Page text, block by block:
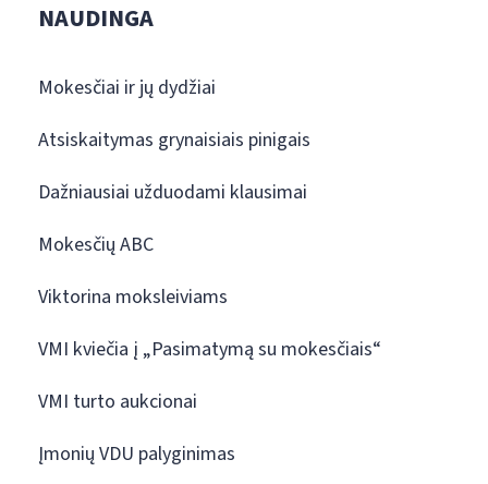
NAUDINGA
Mokesčiai ir jų dydžiai
Atsiskaitymas grynaisiais pinigais
Dažniausiai užduodami klausimai
Mokesčių ABC
Viktorina moksleiviams
VMI kviečia į „Pasimatymą su mokesčiais“
VMI turto aukcionai
Įmonių VDU palyginimas